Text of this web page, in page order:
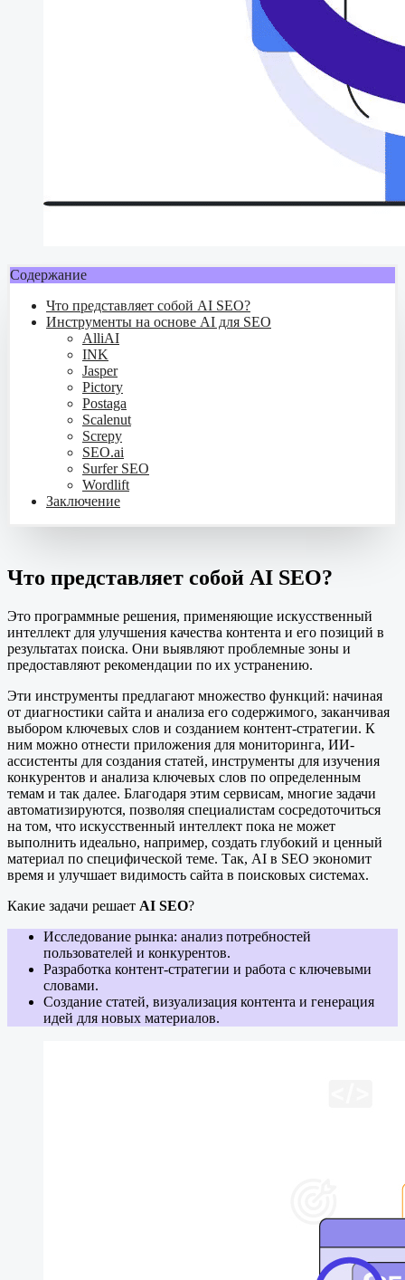
Содержание
Что представляет собой AI SEO?
Инструменты на основе AI для SEO
AlliAI
INK
Jasper
Pictory
Postaga
Scalenut
Screpy
SEO.ai
Surfer SEO
Wordlift
Заключение
Что представляет собой AI SEO?
Это программные решения, применяющие искусственный
интеллект для улучшения качества контента и его позиций в
результатах поиска. Они выявляют проблемные зоны и
предоставляют рекомендации по их устранению.
Эти инструменты предлагают множество функций: начиная
от диагностики сайта и анализа его содержимого, заканчивая
выбором ключевых слов и созданием контент-стратегии. К
ним можно отнести приложения для мониторинга, ИИ-
ассистенты для создания статей, инструменты для изучения
конкурентов и анализа ключевых слов по определенным
темам и так далее. Благодаря этим сервисам, многие задачи
автоматизируются, позволяя специалистам сосредоточиться
на том, что искусственный интеллект пока не может
выполнить идеально, например, создать глубокий и ценный
материал по специфической теме. Так, AI в SEO экономит
время и улучшает видимость сайта в поисковых системах.
Какие задачи решает AI SEO?
Исследование рынка: анализ потребностей
пользователей и конкурентов.
Разработка контент-стратегии и работа с ключевыми
словами.
Создание статей, визуализация контента и генерация
идей для новых материалов.